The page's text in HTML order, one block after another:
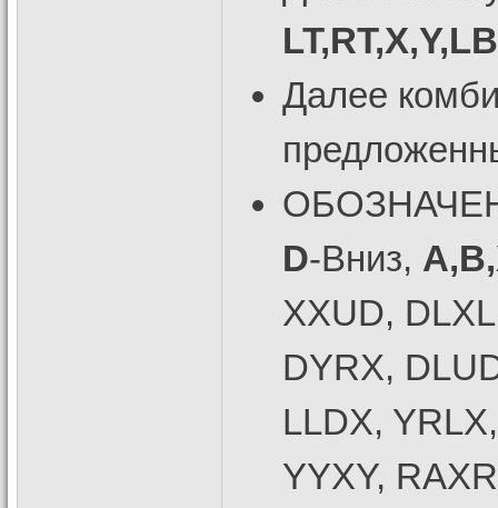
Далее
D-Вниз,
XXUD,
DYRX,
LLDX, YRLX,
YYXY,